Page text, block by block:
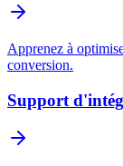
Apprenez à
conversion.
Support